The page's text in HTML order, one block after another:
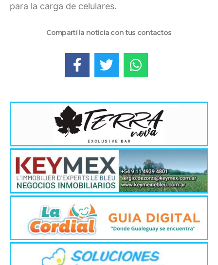
para la carga de celulares.
Compartí la noticia con tus contactos